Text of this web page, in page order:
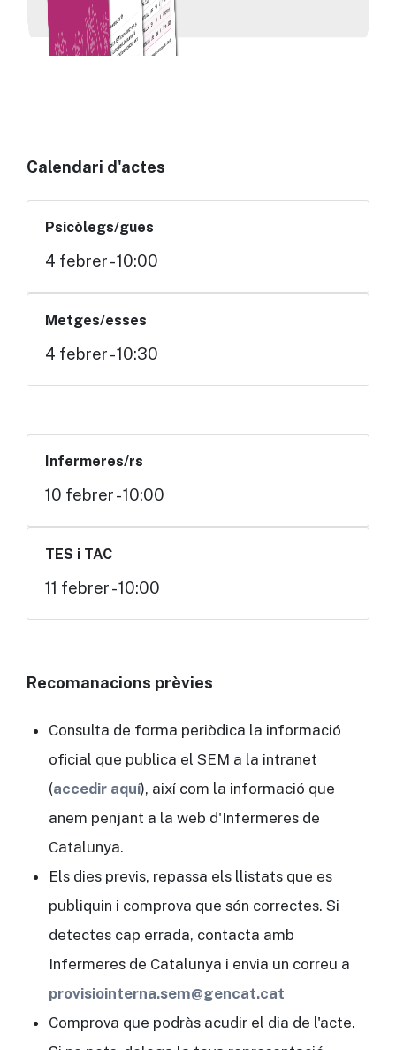
Calendari d'actes
Psicòlegs/gues
4 febrer - 10:00
Metges/esses
4 febrer - 10:30
Infermeres/rs
10 febrer - 10:00
TES i TAC
11 febrer - 10:00
Recomanacions prèvies
Consulta de forma periòdica la informació
oficial que publica el SEM a la intranet
(accedir aquí), així com la informació que
anem penjant a la web d'Infermeres de
Catalunya.
Els dies previs, repassa els llistats que es
publiquin i comprova que són correctes. Si
detectes cap errada, contacta amb
Infermeres de Catalunya i envia un correu a
provisiointerna.sem@gencat.cat
Comprova que podràs acudir el dia de l'acte.